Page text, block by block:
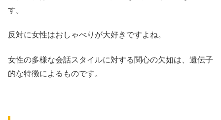
す。
反対に女性はおしゃべりが大好きですよね。
女性の多様な会話スタイルに対する関心の欠如は、遺伝子
的な特徴によるものです。